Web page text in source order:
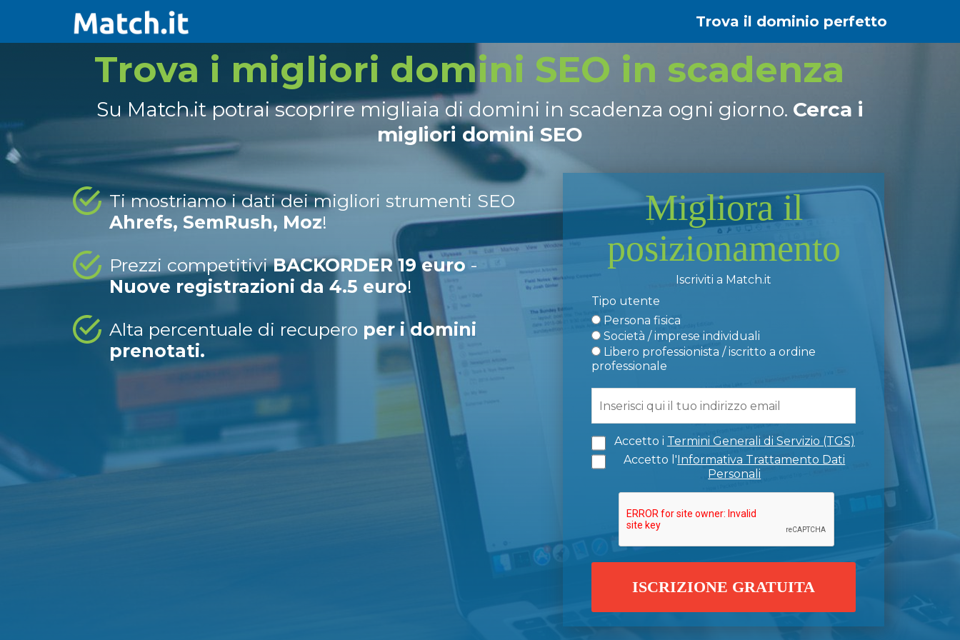
Trova il dominio perfetto
Trova i migliori domini SEO in scadenza
Su Match.it potrai scoprire migliaia di domini in scadenza ogni giorno. Cerca i
migliori domini SEO
Ti mostriamo i dati dei migliori strumenti SEO
Ahrefs, SemRush, Moz!
Prezzi competitiviBACKORDER 19 euro -
Nuove registrazioni da 4.5 euro!
Alta percentuale di recupero per i domini
prenotati.
Migliora il
posizionamento
Iscriviti a Match.it
Tipo utente
Persona fisica
Società / imprese individuali
Libero professionista / iscritto a ordine
professionale
Accetto i Termini Generali di Servizio (TGS)
Accetto l'Informativa Trattamento Dati
Personali